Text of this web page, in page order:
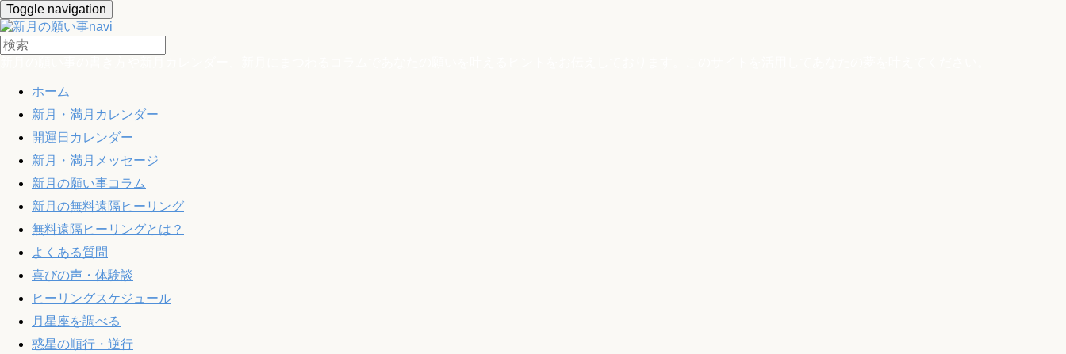
Toggle navigation
ホーム
新月・満月カレンダー
開運日カレンダー
新月・満月メッセージ
新月の願い事コラム
新月の無料遠隔ヒーリング
無料遠隔ヒーリングとは？
よくある質問
喜びの声・体験談
ヒーリングスケジュール
月星座を調べる
惑星の順行・逆行